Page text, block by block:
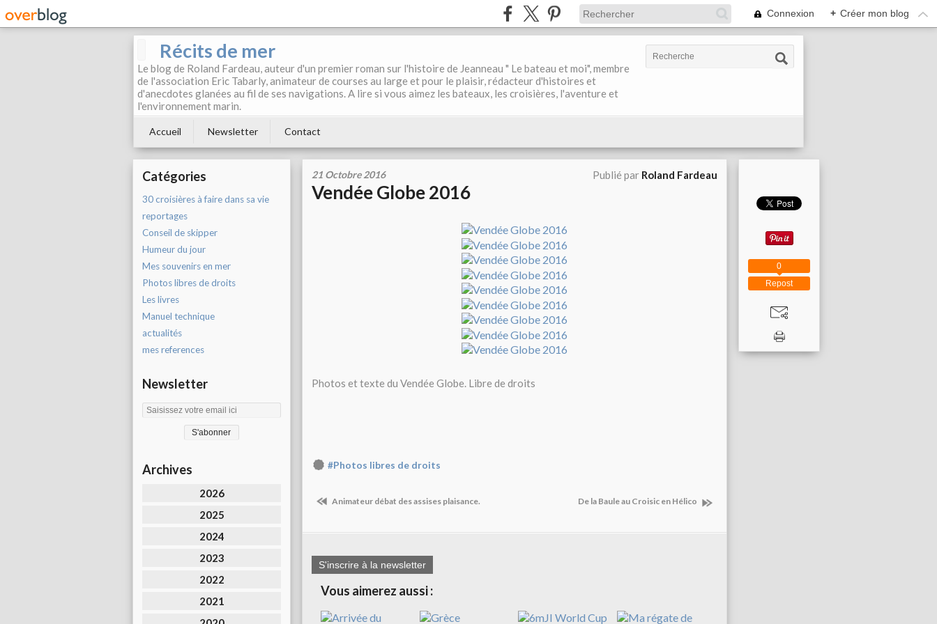
Connexion + Créer mon blog
Récits de mer
Le blog de Roland Fardeau, auteur d'un premier roman sur l'histoire de Jeanneau " Le bateau et moi", membre
de l'association Eric Tabarly, animateur de courses au large et pour le plaisir, rédacteur d'histoires et
d'anecdotes glanées au fil de ses navigations. A lire si vous aimez les bateaux, les croisières, l'aventure et
l'environnement marin.
Accueil Newsletter Contact
Catégories
30 croisières à faire dans sa vie
reportages
Conseil de skipper
Humeur du jour
Mes souvenirs en mer
Photos libres de droits
Les livres
Manuel technique
actualités
mes references
Newsletter
Archives
2026
2025
2024
2023
2022
2021
21 Octobre 2016 Publié par Roland Fardeau
Vendée Globe 2016
Photos et texte du Vendée Globe. Libre de droits
#Photos libres de droits
Animateur débat des assises plaisance. De la Baule au Croisic en Hélico
S'inscrire à la newsletter
Vous aimerez aussi :
Repost
0